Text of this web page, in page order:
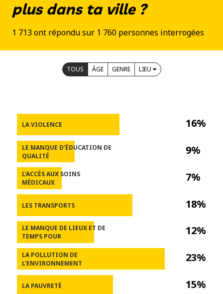
plus dans ta ville ?
1 713 ont répondu sur 1 760 personnes interrogées
TOUS ÂGE GENRE LIEU
16%
9%
7%
18%
12%
23%
15%
LA VIOLENCE
LE MANQUE D’ÉDUCATION DE
QUALITÉ
L’ACCÈS AUX SOINS
MÉDICAUX
LES TRANSPORTS
LE MANQUE DE LIEUX ET DE
TEMPS POUR
LA POLLUTION DE
L’ENVIRONNEMENT
LA PAUVRETÉ